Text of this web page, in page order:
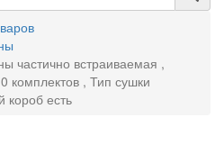
частично встраиваемая ,
комплектов , Тип сушки
короб есть